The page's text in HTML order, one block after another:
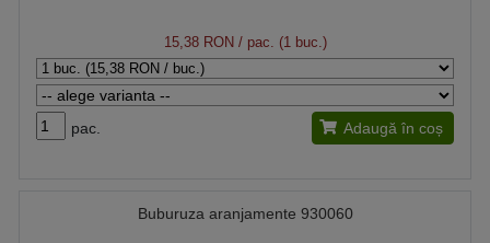
15,38 RON/ pac. (1 buc.)
pac. Adaugă în coș
Buburuza aranjamente 930060